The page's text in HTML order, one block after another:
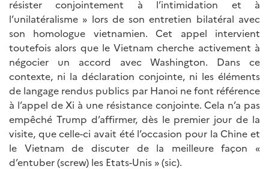
résister conjointement à l’intimidation et à
l’unilatéralisme » lors de son entretien bilatéral avec
son homologue vietnamien. Cet appel intervient
toutefois alors que le Vietnam cherche activement à
négocier un accord avec Washington. Dans ce
contexte, ni la déclaration conjointe, ni les éléments
de langage rendus publics par Hanoi ne font référence
à l’appel de Xi à une résistance conjointe. Cela n’a pas
empêché Trump d’affirmer, dès le premier jour de la
visite, que celle-ci avait été l’occasion pour la Chine et
le Vietnam de discuter de la meilleure façon «
d’entuber (screw) les Etats-Unis » (sic).